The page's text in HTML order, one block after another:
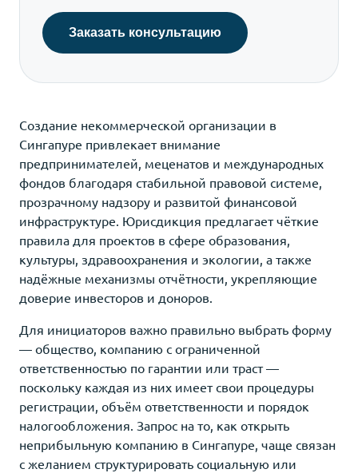
Заказать консультацию
Создание некоммерческой организации в
Сингапуре привлекает внимание
предпринимателей, меценатов и международных
фондов благодаря стабильной правовой системе,
прозрачному надзору и развитой финансовой
инфраструктуре. Юрисдикция предлагает чёткие
правила для проектов в сфере образования,
культуры, здравоохранения и экологии, а также
надёжные механизмы отчётности, укрепляющие
доверие инвесторов и доноров.
Для инициаторов важно правильно выбрать форму
— общество, компанию с ограниченной
ответственностью по гарантии или траст —
поскольку каждая из них имеет свои процедуры
регистрации, объём ответственности и порядок
налогообложения. Запрос на то, как открыть
неприбыльную компанию в Сингапуре, чаще связан
с желанием структурировать социальную или